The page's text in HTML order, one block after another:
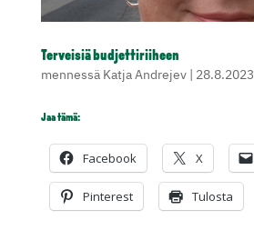
Terveisiä budjettiriiheen
mennessä Katja Andrejev| 28.8.2023
Jaa tämä:
Facebook X
Pinterest Tulosta